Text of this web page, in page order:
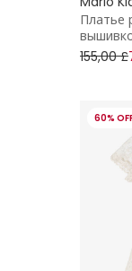
Платье
155,00 £
60%